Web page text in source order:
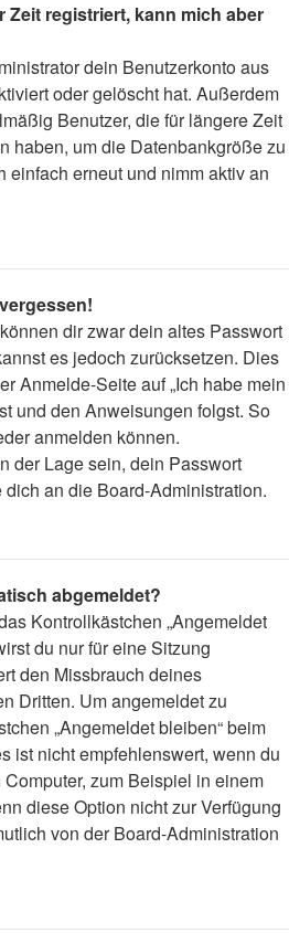
Zeit registriert, kann mich aber
dein Benutzerkonto aus
oder gelöscht hat. Außerdem
Benutzer, die für längere Zeit
haben, um die Datenbankgröße zu
einfach erneut und nimm aktiv an
dir zwar dein altes Passwort
es jedoch zurücksetzen. Dies
Anmelde-Seite auf „Ich habe mein
und den Anweisungen folgst. So
anmelden können.
der Lage sein, dein Passwort
an die Board-Administration.
abgemeldet?
Kontrollkästchen „Angemeldet
du nur für eine Sitzung
den Missbrauch deines
Dritten. Um angemeldet zu
„Angemeldet bleiben“ beim
ist nicht empfehlenswert, wenn du
zum Beispiel in einem
diese Option nicht zur Verfügung
von der Board-Administration